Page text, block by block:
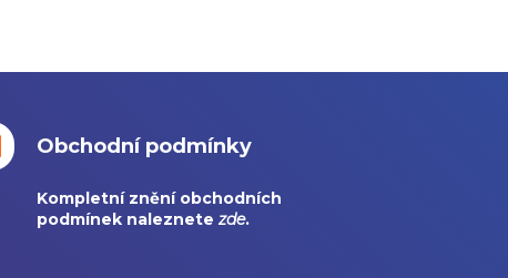
Obchodní podmínky
Kompletní znění obchodních
podmínek naleznetezde.